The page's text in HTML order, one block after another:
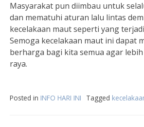
Masyarakat pun diimbau untuk
dan mematuhi aturan lalu lintas
kecelakaan maut seperti yang
Semoga kecelakaan maut ini dapat
berharga bagi kita semua agar
raya.
Posted in INFO HARI INI Tagged